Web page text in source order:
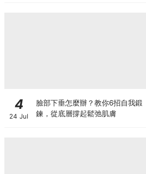
4
24 Jul
臉部下垂怎麼辦？教你6招自我鍛
鍊，從底層撐起鬆弛肌膚